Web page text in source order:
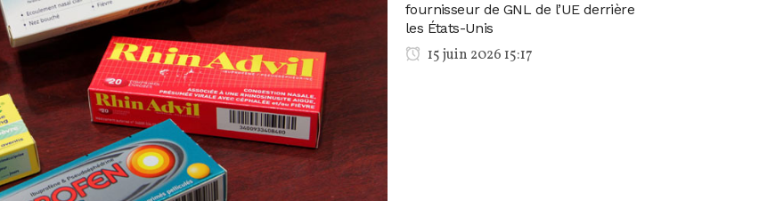
fournisseur de GNL de l’UE derrière
les États-Unis
15 juin 2026 15:17